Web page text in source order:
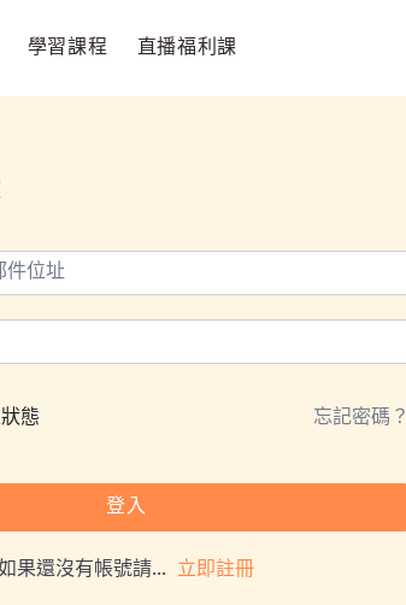
學習課程 直播福利課
態 忘記密碼？
登入
果還沒有帳號請... 立即註冊